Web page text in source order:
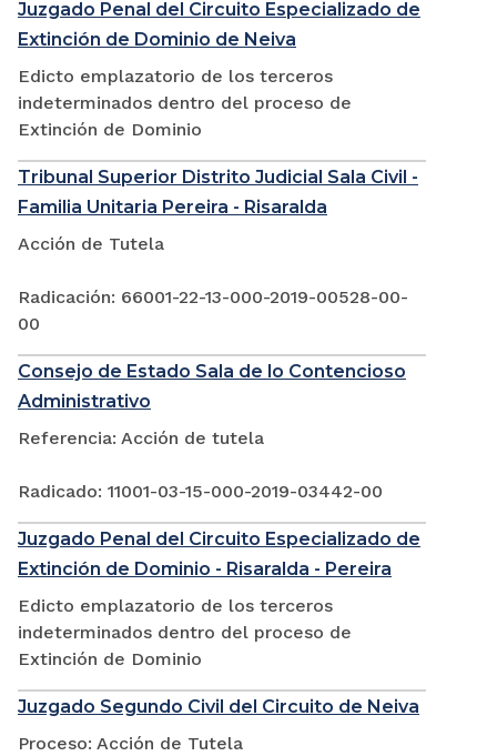
Juzgado Penal del Circuito Especializado de
Extinción de Dominio de Neiva
Edicto emplazatorio de los terceros
indeterminados dentro del proceso de
Extinción de Dominio
Tribunal Superior Distrito Judicial Sala Civil -
Familia Unitaria Pereira - Risaralda
Acción de Tutela
Radicación: 66001-22-13-000-2019-00528-00-
00
Consejo de Estado Sala de lo Contencioso
Administrativo
Referencia: Acción de tutela
Radicado: 11001-03-15-000-2019-03442-00
Juzgado Penal del Circuito Especializado de
Extinción de Dominio - Risaralda - Pereira
Edicto emplazatorio de los terceros
indeterminados dentro del proceso de
Extinción de Dominio
Juzgado Segundo Civil del Circuito de Neiva
Proceso: Acción de Tutela